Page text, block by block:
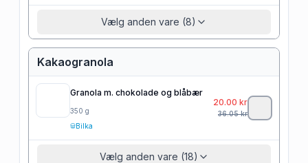
Vælg anden vare (8)
Kakaogranola
Granola m. chokolade og blåbær
350 g
Bilka
20.00 kr
36.05kr
Vælg anden vare (18)